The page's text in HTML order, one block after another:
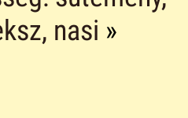
nasi »